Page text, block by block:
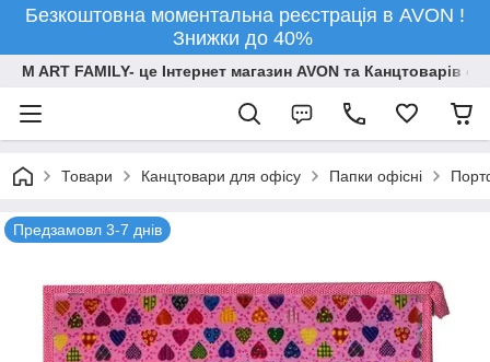
Безкоштовна моментальна реєстрація в AVON !
Знижки до 40%
M ART FAMILY- це Інтернет магазин AVON та Канцтоварів
Товари Канцтовари для офiсу Папки офісні
Предзамовл 3-7 днів